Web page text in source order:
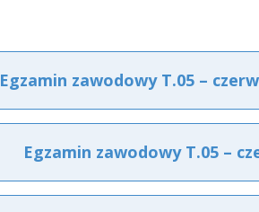
Egzamin zawodowy T.05 –
Egzamin zawodowy T.05 –